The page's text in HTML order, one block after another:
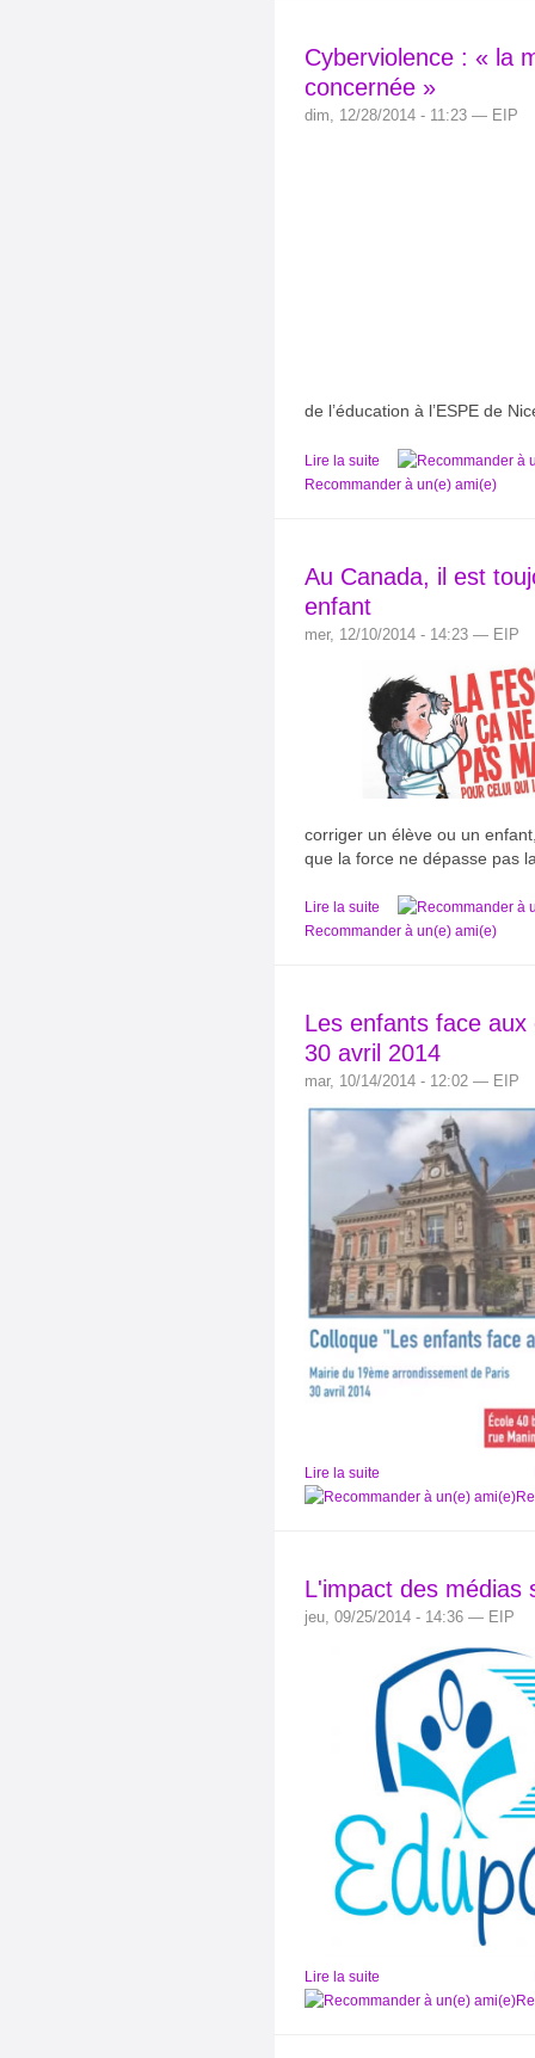
Cyberviolence : « la
concernée »
dim, 12/28/2014 - 11:23 — EIP
de l’éducation à l’ESPE de
Lire la suite
Recommander à un(e) ami(e)
Au Canada, il est
enfant
mer, 12/10/2014 - 14:23 — EIP
corriger un élève ou un
que la force ne dépasse pas
Lire la suite
Recommander à un(e) ami(e)
Les enfants face
30 avril 2014
mar, 10/14/2014 - 12:02 — EIP
Lire la suite
L'impact des médias
jeu, 09/25/2014 - 14:36 — EIP
Lire la suite